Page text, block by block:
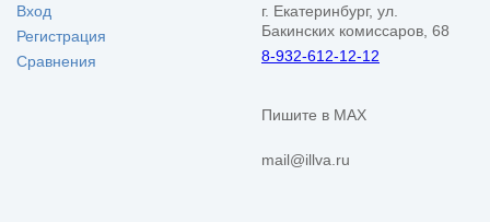
Вход
Регистрация
Сравнения
г. Екатеринбург, ул.
Бакинских комиссаров, 68
8-932-612-12-12
Пишите в MAX
mail@illva.ru